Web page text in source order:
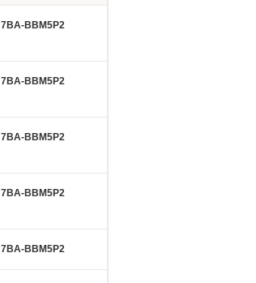
7BA-BBM5P2
7BA-BBM5P2
7BA-BBM5P2
7BA-BBM5P2
7BA-BBM5P2